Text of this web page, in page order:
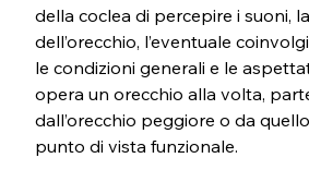
della coclea di percepire i suoni,
dell’orecchio, l’eventuale
le condizioni generali e le
opera un orecchio alla volta,
dall’orecchio peggiore o da
punto di vista funzionale.